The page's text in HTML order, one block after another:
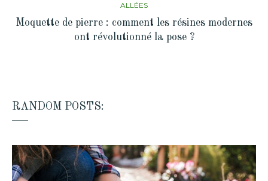
ALLÉES
Moquette de pierre : comment les résines modernes
ont révolutionné la pose ?
RANDOM POSTS: